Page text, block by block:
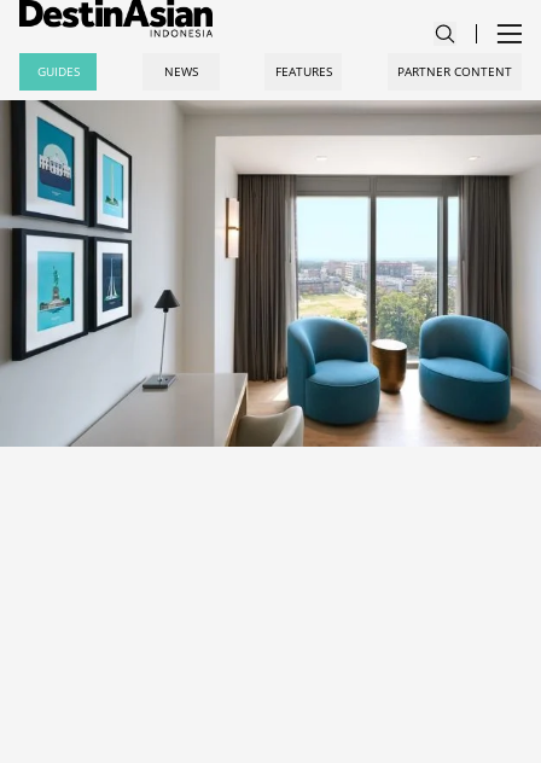
GUIDES NEWS FEATURES PARTNER CONTENT